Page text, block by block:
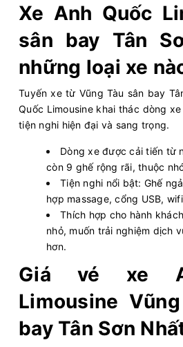
Giá vé: 220.000
05:1510/08/2026 10/08
Vũng Tàu
Hải Vân Vũng Tàu
Giá vé:250.000 Còn trống:
05:3010/08/2026 10/08
Vũng Tàu
Hải Vân Vũng Tàu
Giá vé: 250.000 Còn trống:
06:00 10/08/2026 10/08
Xe Anh Quốc
sân bay Tân
những loại xe
Tuyến xe từ Vũng Tàu sân bay
Quốc Limousine khai thác dòng
tiện nghi hiện đại và sang trọng.
Dòng xe được cải tiến từ
còn 9 ghế rộng rãi, thuộc
Tiện nghi nổi bật: Ghế
hợp massage, cổng USB,
Thích hợp cho hành
nhỏ, muốn trải nghiệm dịch
hơn.
Giá vé xe
Limousine
bay Tân Sơn